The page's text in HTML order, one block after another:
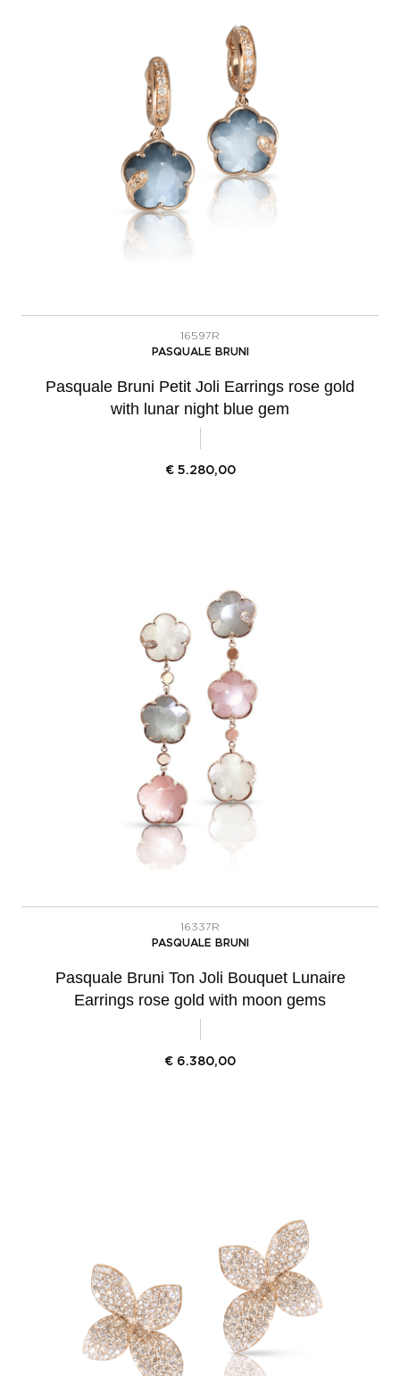
16597R
PASQUALE BRUNI
Pasquale Bruni Petit Joli Earrings rose gold
with lunar night blue gem
€ 5.280,00
16337R
PASQUALE BRUNI
Pasquale Bruni Ton Joli Bouquet Lunaire
Earrings rose gold with moon gems
€ 6.380,00